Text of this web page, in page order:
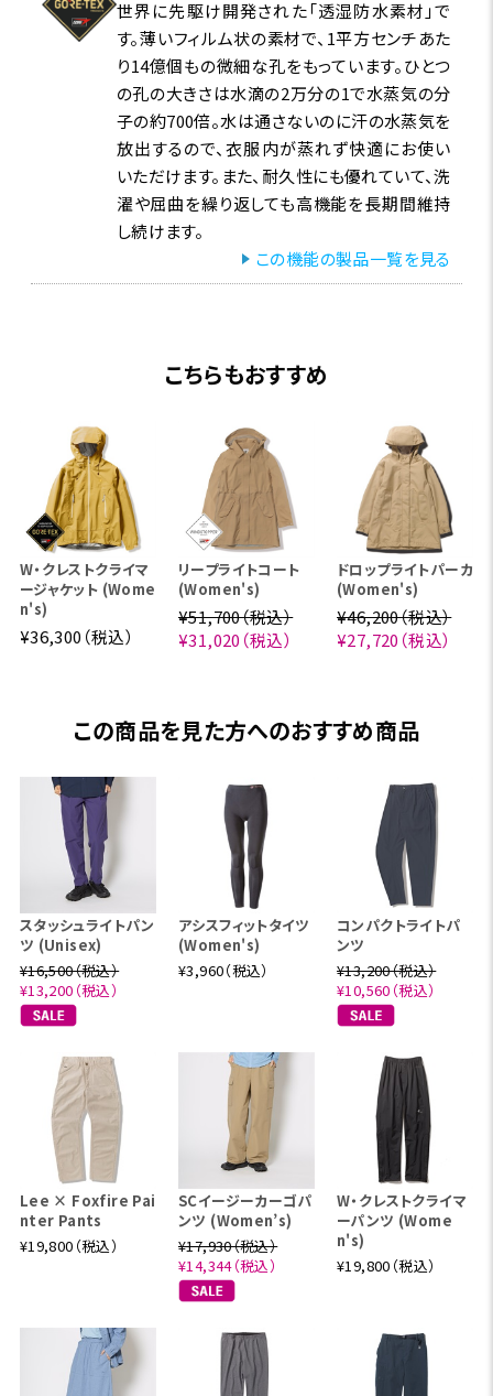
世界に先駆け開発された「透湿防水素材」で
す。薄いフィルム状の素材で、1平方センチあた
り14億個もの微細な孔をもっています。ひとつ
の孔の大きさは水滴の2万分の1で水蒸気の分
子の約700倍。水は通さないのに汗の水蒸気を
放出するので、衣服内が蒸れず快適にお使い
いただけます。また、耐久性にも優れていて、洗
濯や屈曲を繰り返しても高機能を長期間維持
し続けます。
この機能の製品一覧を見る
こちらもおすすめ
W・クレストクライマ
ージャケット (Wome
n's)
¥36,300（税込）
リープライトコート
(Women's)
¥51,700（税込）
¥31,020（税込）
ドロップライトパーカ
(Women's)
¥46,200（税込）
¥27,720（税込）
この商品を見た方へのおすすめ商品
スタッシュライトパン
ツ (Unisex)
¥16,500（税込）
¥13,200（税込）
アシスフィットタイツ
(Women's)
¥3,960（税込）
コンパクトライトパ
ンツ
¥13,200（税込）
¥10,560（税込）
Lee × Foxfire Pai
nter Pants
¥19,800（税込）
SCイージーカーゴパ
ンツ (Women’s)
¥17,930（税込）
¥14,344（税込）
W・クレストクライマ
ーパンツ (Wome
n's)
¥19,800（税込）